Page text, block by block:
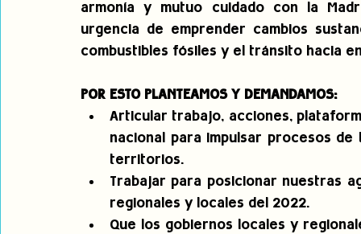
armonía y mutuo cuidado con la
urgencia de emprender cambios
combustibles fósiles y el tránsito hacia
POR ESTO PLANTEAMOS Y DEMANDAMOS:
Articular trabajo, acciones,
nacional para impulsar procesos
territorios.
Trabajar para posicionar nuestras
regionales y locales del 2022.
Que los gobiernos locales y